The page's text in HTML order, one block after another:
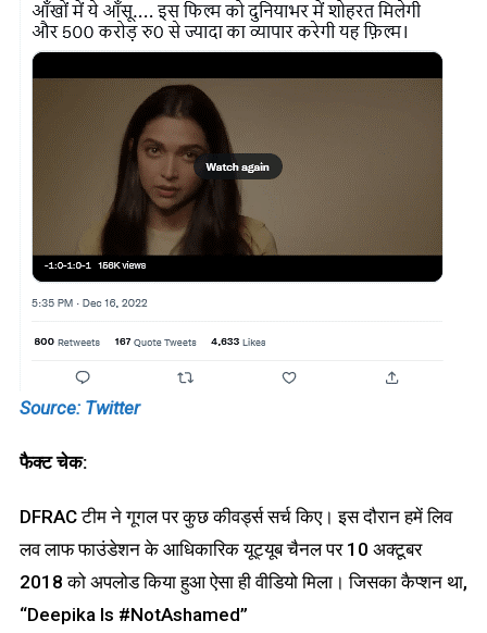
Source: Twitter
फैक्ट चेक:
DFRAC टीम ने गूगल पर कुछ कीवर्ड्स सर्च किए। इस दौरान हमें लिव
लव लाफ फाउंडेशन के आधिकारिक यूट्यूब चैनल पर 10 अक्टूबर
2018 को अपलोड किया हुआ ऐसा ही वीडियो मिला। जिसका कैप्शन था,
“Deepika Is #NotAshamed”